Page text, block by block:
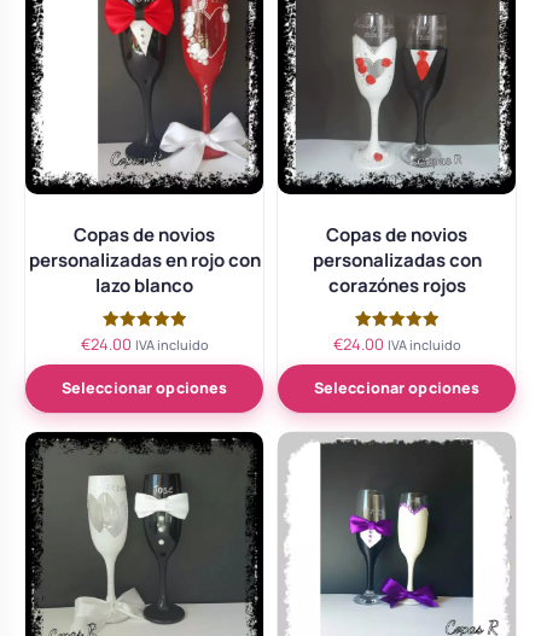
Copas de novios
personalizadas en rojo con
lazo blanco
Valorado
de 5
€24.00 IVA incluido
Seleccionar opciones
Copas de novios
personalizadas con
corazónes rojos
Valorado
de 5
€24.00 IVA incluido
Seleccionar opciones